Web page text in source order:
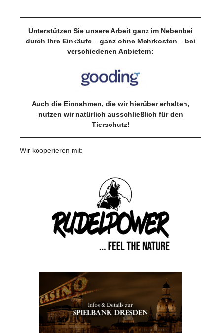
Unterstützen Sie unsere Arbeit ganz im Nebenbei
durch Ihre Einkäufe – ganz ohne Mehrkosten – bei
verschiedenen Anbietern:
Auch die Einnahmen, die wir hierüber erhalten,
nutzen wir natürlich ausschließlich für den
Tierschutz!
Wir kooperieren mit: